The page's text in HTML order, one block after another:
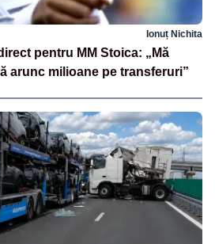
Ionuț Nichita
pentru MM Stoica: „Mă
arunc milioane pe transferuri”